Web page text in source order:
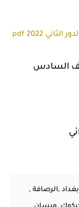
معلومات نتائج الصف السادس الابتدائي الدور الثاني 2022 pdf
السادس
,الرصافة ,